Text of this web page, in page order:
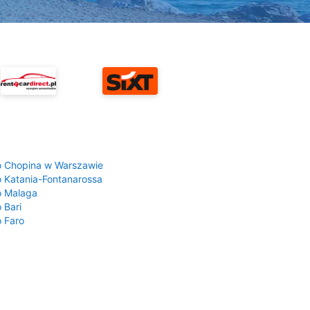
Chopina w Warszawie
Katania-Fontanarossa
Malaga
Bari
Faro